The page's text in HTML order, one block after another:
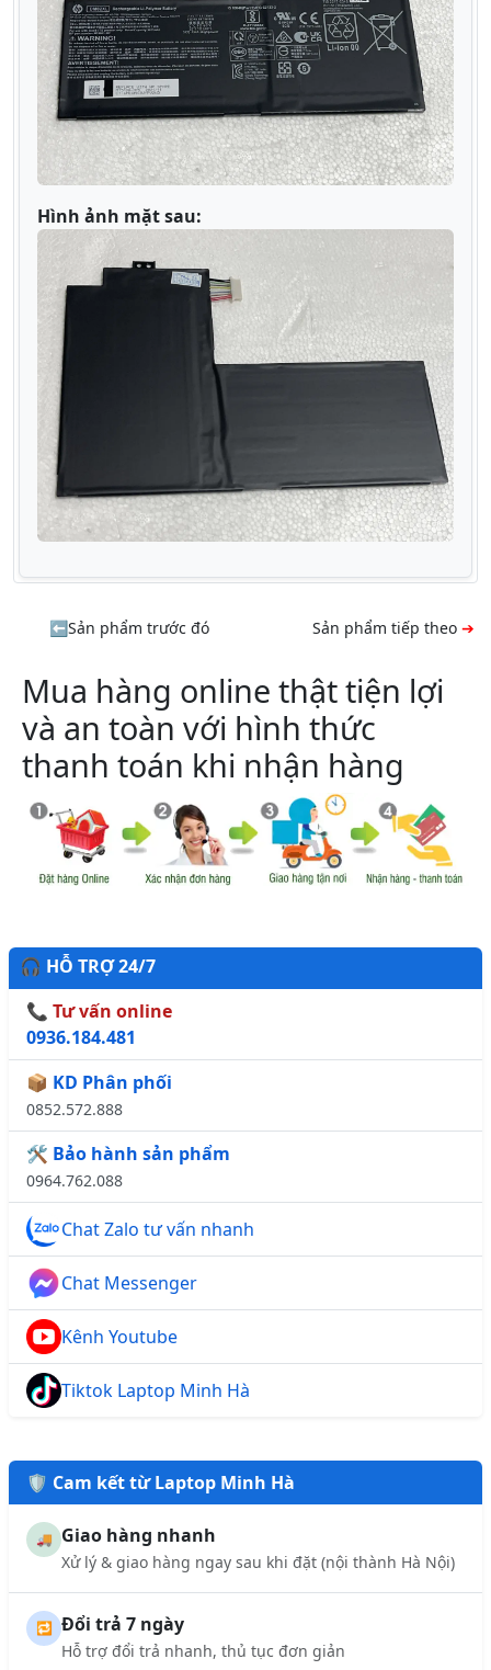
Hình ảnh mặt sau:
Sản phẩm trước đó Sản phẩm tiếp theo
Mua hàng online thật tiện lợi
và an toàn với hình thức
thanh toán khi nhận hàng
🎧 HỖ TRỢ 24/7
📞 Tư vấn online
0936.184.481
📦 KD Phân phối
0852.572.888
🛠️ Bảo hành sản phẩm
0964.762.088
Chat Zalo tư vấn nhanh
Chat Messenger
Kênh Youtube
Tiktok Laptop Minh Hà
🛡️ Cam kết từ Laptop Minh Hà
🚚 Giao hàng nhanh
Xử lý & giao hàng ngay sau khi đặt (nội thành Hà Nội)
🔁 Đổi trả 7 ngày
Hỗ trợ đổi trả nhanh, thủ tục đơn giản